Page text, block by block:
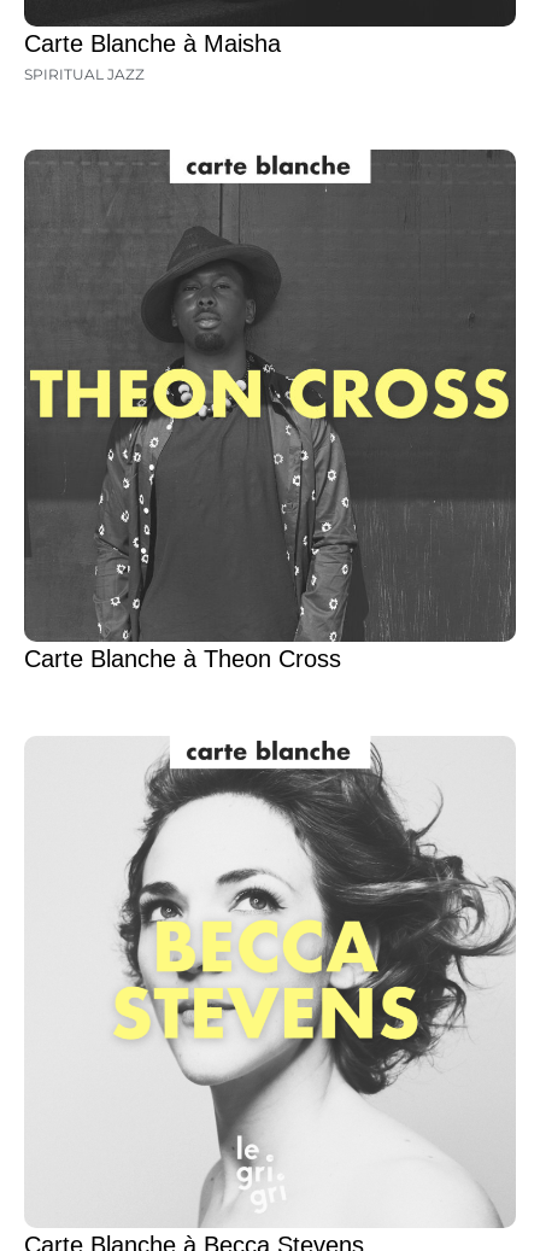
Carte Blanche à Maisha
SPIRITUAL JAZZ
Carte Blanche à Theon Cross
Carte Blanche à Becca Stevens